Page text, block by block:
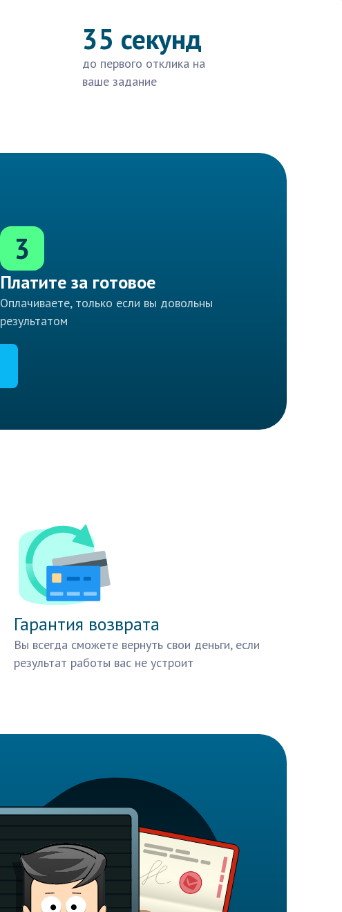
35 секунд
до первого отклика на
ваше задание
3
Платите за готовое
Оплачиваете, только если вы довольны
результатом
Гарантия возврата
Вы всегда сможете вернуть свои деньги, если
результат работы вас не устроит